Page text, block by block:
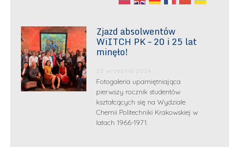
Zjazd absolwentów
WiITCH PK – 20 i 25 lat
minęło!
23 września 2024
Fotogaleria upamiętniająca
pierwszy rocznik studentów
kształcących się na Wydziale
Chemii Politechniki Krakowskiej w
latach 1966-1971.